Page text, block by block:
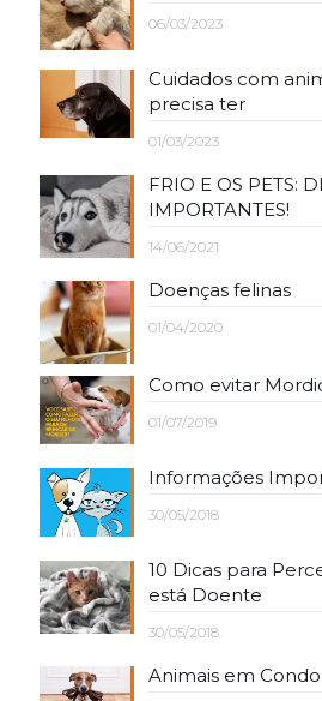
06/03/2023
Cuidados com
precisa ter
01/03/2023
FRIO E OS PETS:
IMPORTANTES!
14/06/2021
Doenças felinas
01/04/2020
Como evitar
01/07/2019
Informações
30/05/2018
10 Dicas para
está Doente
30/05/2018
Animais em